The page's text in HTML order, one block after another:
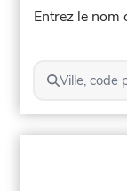
Entrez le nom
Ville, code